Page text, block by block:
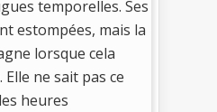
temporelles. Ses
estompées, mais la
lorsque cela
Elle ne sait pas ce
heures